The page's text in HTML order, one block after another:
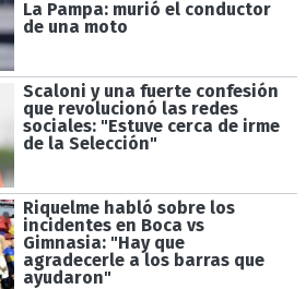
La Pampa: murió el conductor
de una moto
Scaloni y una fuerte confesión
que revolucionó las redes
sociales: "Estuve cerca de irme
de la Selección"
Riquelme habló sobre los
incidentes en Boca vs
Gimnasia: "Hay que
agradecerle a los barras que
ayudaron"